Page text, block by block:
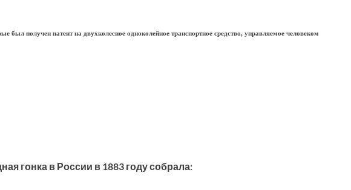
был получен патент на двухколесное одноколейное транспортное средство, управляемое человеком
гонка в России в 1883 году собрала: